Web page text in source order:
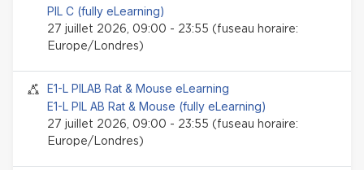
PIL C (fully eLearning)
27 juillet 2026, 09:00 - 23:55 (fuseau horaire:
Europe/Londres)
Session Face-to-face
E1-L PILAB Rat & Mouse eLearning
E1-L PIL AB Rat & Mouse (fully eLearning)
27 juillet 2026, 09:00 - 23:55 (fuseau horaire:
Europe/Londres)